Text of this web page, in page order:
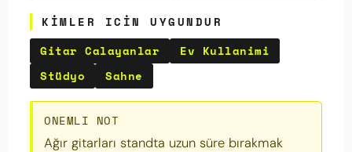
KIMLER ICIN UYGUNDUR
Gitar Calayanlar
Ev Kullanimi
Stüdyo
Sahne
ONEMLI NOT
Ağır gitarları standta uzun süre bırakmak